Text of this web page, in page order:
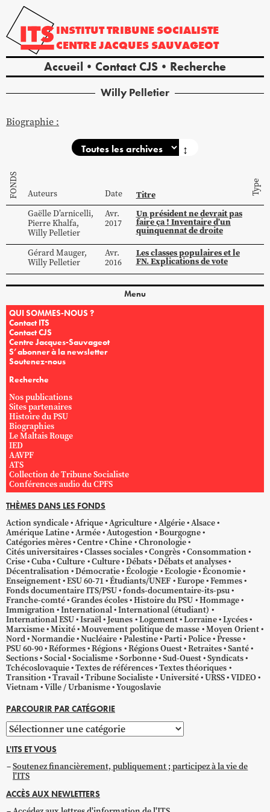
INSTITUTTRIBUNE SOCIALISTE
CENTREJACQUES SAUVAGEOT
Accueil Contact CJS Recherche
WillyPelletier
Biographie :
↕
FONDS Auteurs Date Titre Type
GaëlleD’arnicelli,
PierreKhalfa,
WillyPelletier
Avr.
2017
Un président ne devrait pas
faire ça ! Inventaire d’un
quinquennat de droite
GérardMauger,
WillyPelletier
Avr.
2016
Les classes populaires et le
FN. Explications de vote
Menu
QUI SOMMES-NOUS ?
Contact ITS
Contact CJS
Centre Jacques-Sauvageot
S’abonner à la newsletter
Soutenez-nous
Recherche
Nos publications
Sites partenaires
Histoire du PSU
Biographies
Le Maltais Rouge
IED
AAVPF
ATS
Collection de Tribune Socialiste
Conférences audio du CPFS
THÈMES DANS LES FONDS
Action syndicale Afrique Agriculture Algérie Alsace
Amérique Latine Armée Autogestion
Bourgogne
Catégories mères Centre Chine Chronologie
Cités universitaires Classes sociales Congrès Consommation
Crise Cuba Culture Culture Débats Débats et analyses
Décentralisation Démocratie Écologie Ecologie Économie
Enseignement ESU 60-71 Étudiants/UNEF Europe Femmes
Fonds documentaire ITS/PSU fonds-documentaire-its-psu
Franche-comté Grandes écoles Histoire du PSU Hommage
Immigration International International (étudiant)
International ESU Israël Jeunes Logement Lorraine Lycées
Marxisme Mixité Mouvement politique de masse Moyen Orient
Nord Normandie Nucléaire Palestine Parti Police Presse
PSU 60-90 Réformes Régions Régions Ouest Retraites Santé
Sections Social Socialisme Sorbonne Sud-Ouest Syndicats
Tchécoslovaquie Textes de références Textes théoriques
Transition Travail Tribune Socialiste Université URSS VIDEO
Vietnam Ville / Urbanisme Yougoslavie
PARCOURIR PAR CATÉGORIE
Parcourir
par
catégorie
L'ITS ET VOUS
Soutenez financièrement, publiquement ; participez à la vie de
l'ITS
ACCÈS AUX NEWLETTERS